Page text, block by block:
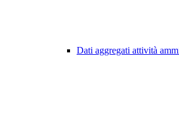
Dati aggregati attività